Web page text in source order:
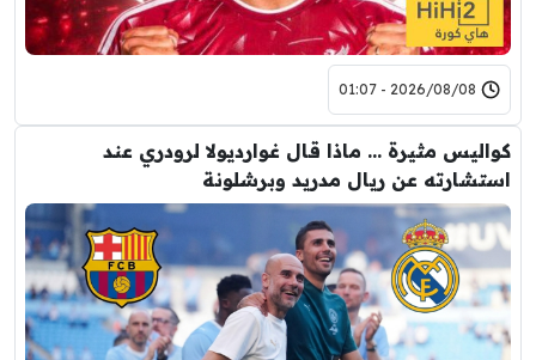
2026/08/08 - 01:07
كواليس مثيرة … ماذا قال غوارديولا لرودري عند
استشارته عن ريال مدريد وبرشلونة